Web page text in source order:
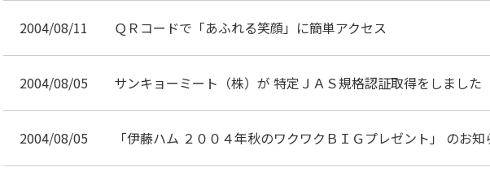
2004/08/11 ＱＲコードで「あふれる笑顔」に簡単アクセス
2004/08/05 サンキョーミート（株）が 特定ＪＡＳ規格認証取得をしました
2004/08/05 「伊藤ハム ２００４年秋のワクワクＢＩＧプレゼント」 のお知